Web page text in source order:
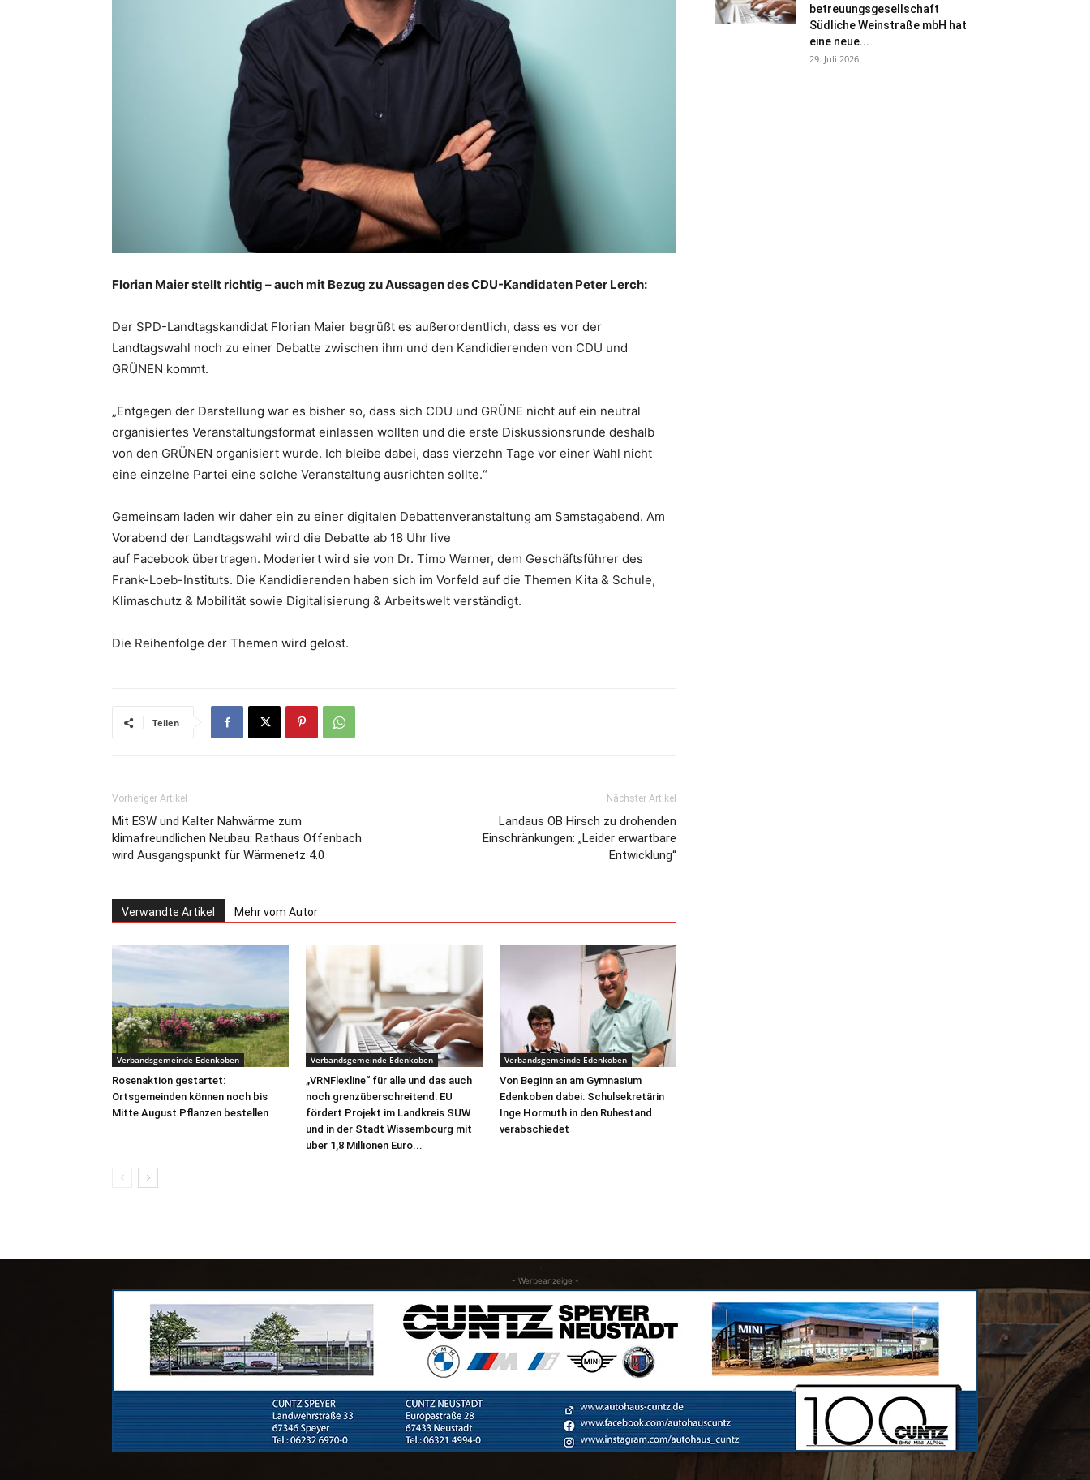
Florian Maier stellt richtig – auch mit Bezug zu Aussagen des CDU-Kandidaten Peter Lerch:
Der SPD-Landtagskandidat Florian Maier begrüßt es außerordentlich, dass es vor der
Landtagswahl noch zu einer Debatte zwischen ihm und den Kandidierenden von CDU und
GRÜNEN kommt.
„Entgegen der Darstellung war es bisher so, dass sich CDU und GRÜNE nicht auf ein neutral
organisiertes Veranstaltungsformat einlassen wollten und die erste Diskussionsrunde deshalb
von den GRÜNEN organisiert wurde. Ich bleibe dabei, dass vierzehn Tage vor einer Wahl nicht
eine einzelne Partei eine solche Veranstaltung ausrichten sollte.“
Gemeinsam laden wir daher ein zu einer digitalen Debattenveranstaltung am Samstagabend. Am
Vorabend der Landtagswahl wird die Debatte ab 18 Uhr live
auf Facebook übertragen. Moderiert wird sie von Dr. Timo Werner, dem Geschäftsführer des
Frank-Loeb-Instituts. Die Kandidierenden haben sich im Vorfeld auf die Themen Kita & Schule,
Klimaschutz & Mobilität sowie Digitalisierung & Arbeitswelt verständigt.
Die Reihenfolge der Themen wird gelost.
Teilen
Vorheriger Artikel
Mit ESW und Kalter Nahwärme zum
klimafreundlichen Neubau: Rathaus Offenbach
wird Ausgangspunkt für Wärmenetz 4.0
Nächster Artikel
Landaus OB Hirsch zu drohenden
Einschränkungen: „Leider erwartbare
Entwicklung“
Verwandte Artikel Mehr vom Autor
Verbandsgemeinde Edenkoben
Rosenaktion gestartet:
Ortsgemeinden können noch bis
Mitte August Pflanzen bestellen
Verbandsgemeinde Edenkoben
„VRNFlexline“ für alle und das auch
noch grenzüberschreitend: EU
fördert Projekt im Landkreis SÜW
und in der Stadt Wissembourg mit
über 1,8 Millionen Euro...
Verbandsgemeinde Edenkoben
Von Beginn an am Gymnasium
Edenkoben dabei: Schulsekretärin
Inge Hormuth in den Ruhestand
verabschiedet
betreuungsgesellschaft
Südliche Weinstraße mbH hat
eine neue...
29. Juli 2026
- Werbeanzeige -